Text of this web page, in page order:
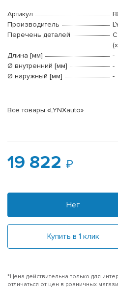
Артикул
Производитель
Перечень деталей
Длина [мм]
-
Ø внутренний [мм]
-
Ø наружный [мм]
-
Все товары «LYNXauto»
19 822
Нет
Купить в 1 клик
*Цена действительна только для
отличаться от цен в розничных